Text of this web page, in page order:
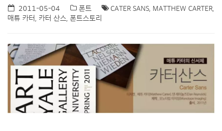
2011-05-04 폰트 CATER SANS MATTHEW CARTER
매튜 카터
카터 산스 폰트스토리